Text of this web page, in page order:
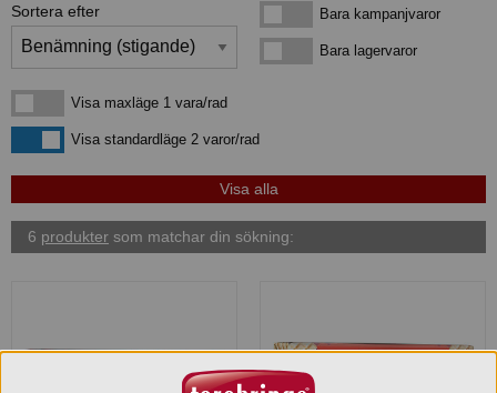
Sortera efter Bara kampanjvarorBara kampanjvaror
Bara lagervarorBara lagervaror
Visa maxläge 1 vara/rad
Visa maxläge 1 vara/rad
Visa standardlägeVisa standardläge 2 varor/rad
6 produkter som matchar din sökning: